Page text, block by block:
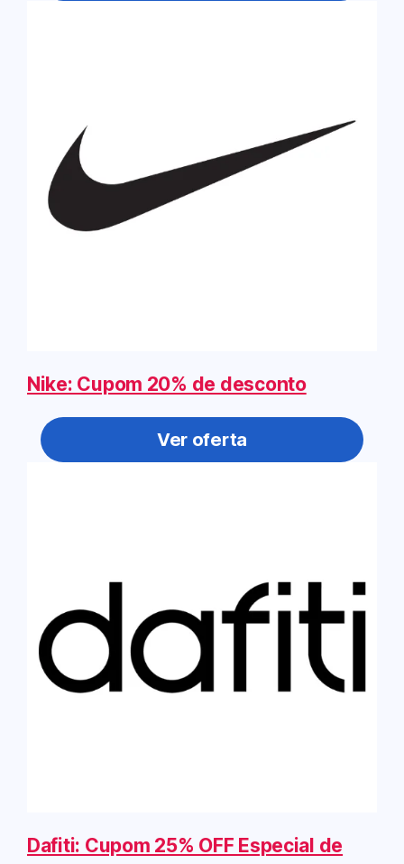
Nike: Cupom 20% de desconto
Ver oferta
Dafiti: Cupom 25% OFF Especial de